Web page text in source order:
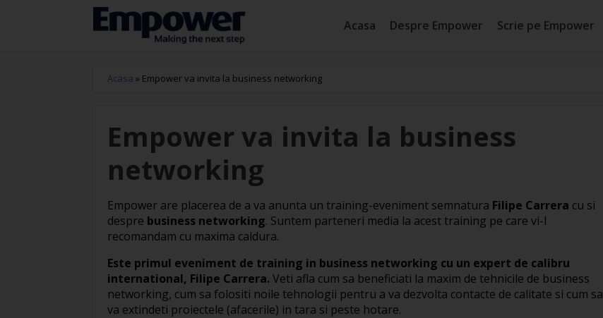
Acasa Despre Empower Scrie pe Empower
Acasa » Empower va invita la business networking
Empower va invita la business
networking
Empower are placerea de a va anunta un training-eveniment semnatura Filipe Carrera cu si
despre business networking. Suntem parteneri media la acest training pe care vi-l
recomandam cu maxima caldura.
Este primul eveniment de training in business networking cu un expert de calibru
international, Filipe Carrera. Veti afla cum sa beneficiati la maxim de tehnicile de business
networking, cum sa folositi noile tehnologii pentru a va dezvolta contacte de calitate si cum sa
va extindeti proiectele (afacerile) in tara si peste hotare.